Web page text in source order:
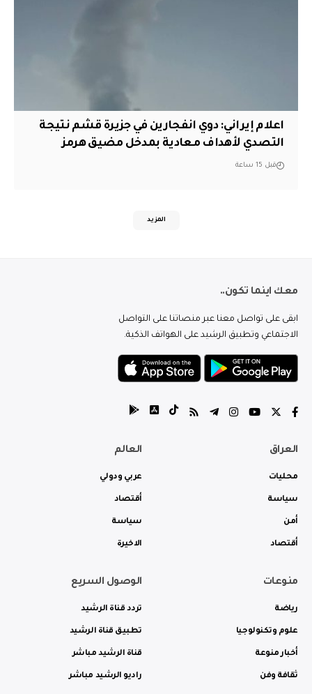
اعلام إيراني: دوي انفجارين في جزيرة قشم نتيجة
التصدي لأهداف معادية بمدخل مضيق هرمز
قبل 15 ساعة
المزيد
معك اينما تكون..
ابقى على تواصل معنا عبر منصاتنا على التواصل
الاجتماعي وتطبيق الرشيد على الهواتف الذكية.
العراق
محليات
سياسة
أمن
أقتصاد
العالم
عربي ودولي
أقتصاد
سياسة
الاخيرة
منوعات
رياضة
علوم وتكنولوجيا
أخبار منوعة
ثقافة وفن
الوصول السريع
تردد قناة الرشيد
تطبيق قناة الرشيد
قناة الرشيد مباشر
راديو الرشيد مباشر